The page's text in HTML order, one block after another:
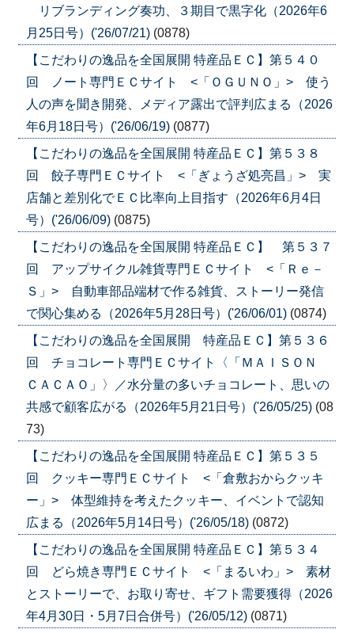
リブランディング奏功、３期目で黒字化（2026年6
月25日号）('26/07/21) (0878)
【こだわりの逸品を全国展開 特産品ＥＣ】第５４０
回 ノート専門ＥＣサイト <「ＯＧＵＮＯ」> 使う
人の声を聞き開発、メディア露出で評判広まる（2026
年6月18日号）('26/06/19) (0877)
【こだわりの逸品を全国展開 特産品ＥＣ】第５３８
回 餃子専門ＥＣサイト <「ぎょうざ処亮昌」> 実
店舗と差別化でＥＣ比率向上目指す（2026年6月4日
号）('26/06/09) (0875)
【こだわりの逸品を全国展開 特産品ＥＣ】 第５３７
回 アップサイクル雑貨専門ＥＣサイト <「Ｒｅ－
Ｓ」> 自動車部品端材で作る雑貨、ストーリー発信
で関心集める（2026年5月28日号）('26/06/01) (0874)
【こだわりの逸品を全国展開 特産品ＥＣ】第５３６
回 チョコレート専門ＥＣサイト〈「ＭＡＩＳＯＮ
ＣＡＣＡＯ」〉／水分量の多いチョコレート、思いの
共感で顧客広がる（2026年5月21日号）('26/05/25) (08
73)
【こだわりの逸品を全国展開 特産品ＥＣ】第５３５
回 クッキー専門ＥＣサイト <「倉敷おからクッキ
ー」> 体型維持を考えたクッキー、イベントで認知
広まる（2026年5月14日号）('26/05/18) (0872)
【こだわりの逸品を全国展開 特産品ＥＣ】第５３４
回 どら焼き専門ＥＣサイト <「まるいわ」> 素材
とストーリーで、お取り寄せ、ギフト需要獲得（2026
年4月30日・5月7日合併号）('26/05/12) (0871)